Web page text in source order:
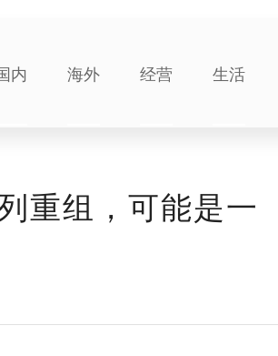
内 海外 经营 生活
重组，可能是一